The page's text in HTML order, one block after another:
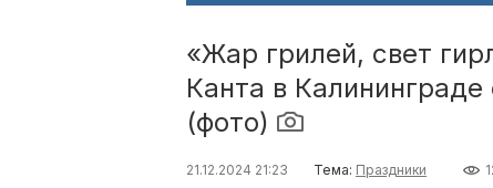
«Жар грилей, свет
Канта в
(фото)
21.12.2024 21:23 Тема: Праздники